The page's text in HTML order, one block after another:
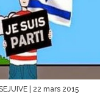
| 22 mars 2015